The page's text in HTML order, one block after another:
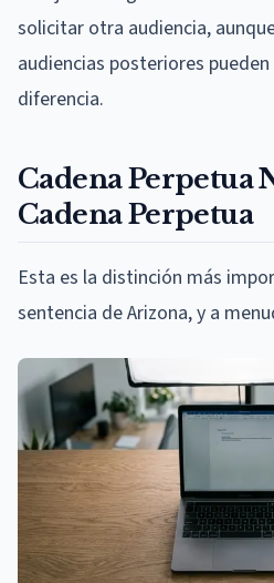
solicitar otra audiencia,
audiencias posteriores
diferencia.
Cadena Perpetua
Cadena Perpetua
Esta es la distinción más
sentencia de Arizona, y a